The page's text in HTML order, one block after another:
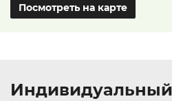
Посмотреть на карте
Индивидуальный